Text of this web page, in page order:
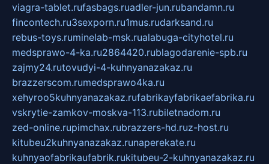
viagra-tablet.rufasbags.ruadler-jun.rubandamn.ru
fincontech.ru3sexporn.ru1mus.rudarksand.ru
rebus-toys.ruminelab-msk.rualabuga-cityhotel.ru
medsprawo-4-ka.ru2864420.rublagodarenie-spb.ru
zajmy24.rutovudyi-4-kuhnyanazakaz.ru
brazzerscom.rumedsprawo4ka.ru
xehyroo5kuhnyanazakaz.rufabrikayfabrikaefabrika.ru
vskrytie-zamkov-moskva-113.rubiletnadom.ru
zed-online.rupimchax.rubrazzers-hd.ruz-host.ru
kitubeu2kuhnyanazakaz.runaperekate.ru
kuhnyaofabrikaufabrik.rukitubeu-2-kuhnyanazakaz.ru